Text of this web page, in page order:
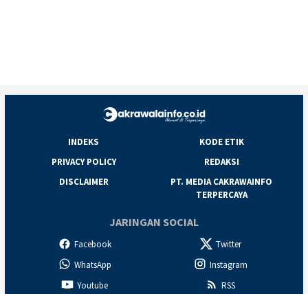
INDEKS
KODE ETIK
PRIVACY POLICY
REDAKSI
DISCLAIMER
PT. MEDIA CAKRAWAINFO
TERPERCAYA
JARINGAN SOCIAL
Facebook
Twitter
WhatsApp
Instagram
Youtube
RSS